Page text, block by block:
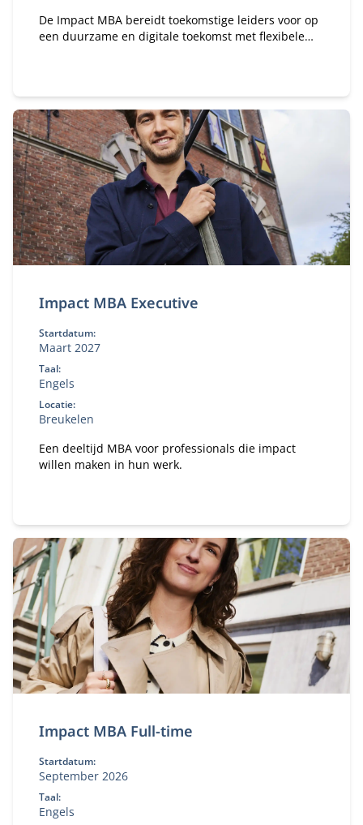
De Impact MBA bereidt toekomstige leiders voor op
een duurzame en digitale toekomst met flexibele
Impact MBA Executive
Startdatum:
Maart 2027
Taal:
Engels
Locatie:
Breukelen
Een deeltijd MBA voor professionals die impact
willen maken in hun werk.
Impact MBA Full-time
Startdatum:
September 2026
Taal:
Engels